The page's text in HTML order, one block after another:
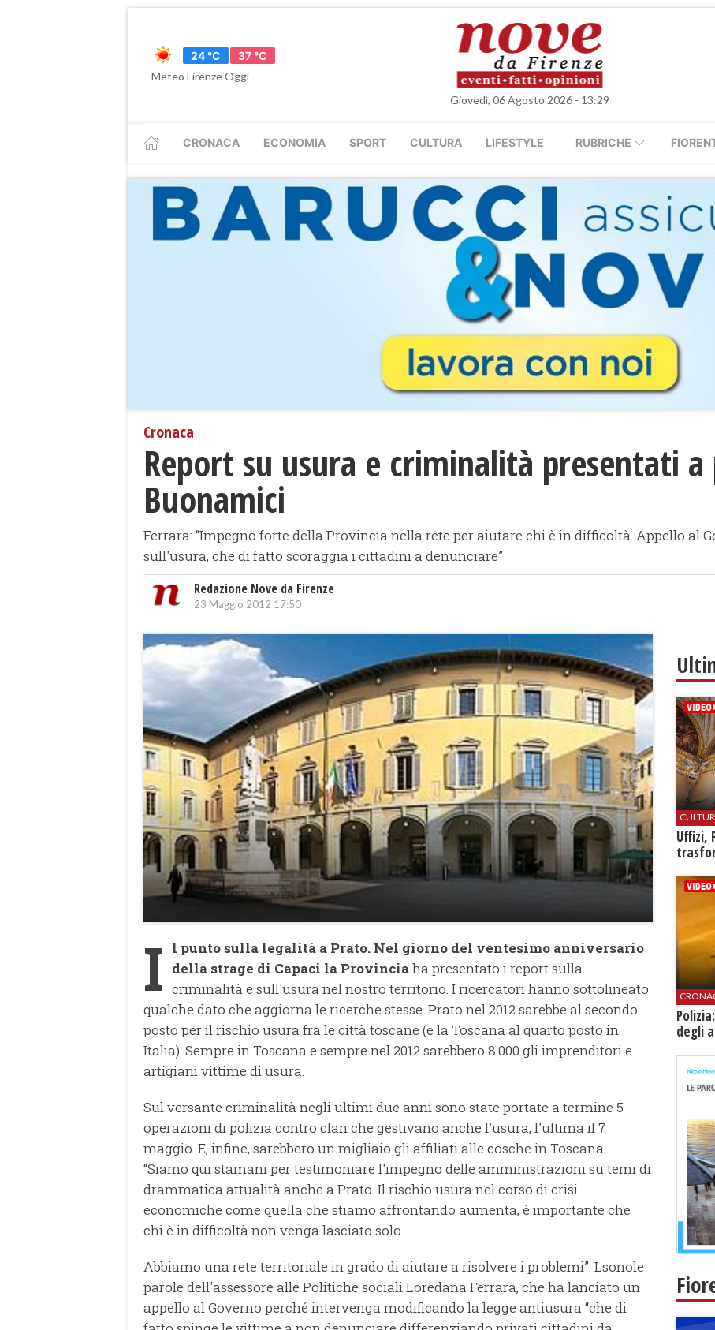
24 °C
37 °C
Meteo Firenze Oggi
Giovedì, 06 Agosto 2026 - 13:29
CRONACA ECONOMIA SPORT CULTURA LIFESTYLE RUBRICHE
Cronaca
Report su usura e criminalità presentati a
Buonamici
Ferrara: “Impegno forte della Provincia nella rete per aiutare chi è in difficoltà. Appello al
sull'usura, che di fatto scoraggia i cittadini a denunciare”
Redazione Nove da Firenze
23 Maggio 2012 17:50
I l punto sulla legalità a Prato. Nel giorno del ventesimo anniversario
della strage di Capaci la Provinciaha presentato i report sulla
criminalità e sull'usura nel nostro territorio. I ricercatori hanno sottolineato
qualche dato che aggiorna le ricerche stesse. Prato nel 2012 sarebbe al secondo
posto per il rischio usura fra le città toscane (e la Toscana al quarto posto in
Italia). Sempre in Toscana e sempre nel 2012 sarebbero 8.000 gli imprenditori e
artigiani vittime di usura.
Sul versante criminalità negli ultimi due anni sono state portate a termine 5
operazioni di polizia contro clan che gestivano anche l'usura, l'ultima il 7
maggio. E, infine, sarebbero un migliaio gli affiliati alle cosche in Toscana.
“Siamo qui stamani per testimoniare l'impegno delle amministrazioni su temi di
drammatica attualità anche a Prato. Il rischio usura nel corso di crisi
economiche come quella che stiamo affrontando aumenta, è importante che
chi è in difficoltà non venga lasciato solo.
Abbiamo una rete territoriale in grado di aiutare a risolvere i problemi”. Lsonole
parole dell'assessore alle Politiche sociali Loredana Ferrara, che ha lanciato un
appello al Governo perché intervenga modificando la legge antiusura “che di
Uffizi,
degli